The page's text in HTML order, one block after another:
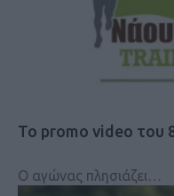
Το promo video του
Ο αγώνας πλησιάζει…